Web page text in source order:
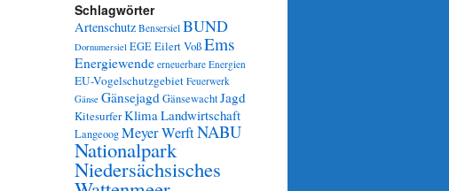
Schlagwörter
Artenschutz Bensersiel BUND
Dornumersiel EGEEilert VoßEms
Energiewende erneuerbare Energien
EU-Vogelschutzgebiet Feuerwerk
Gänse GänsejagdGänsewachtJagd
KitesurferKlimaLandwirtschaft
LangeoogMeyer WerftNABU
Nationalpark
Niedersächsisches